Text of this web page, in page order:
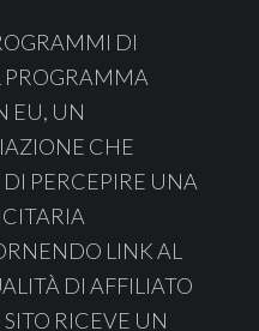
DI
PROGRAMMA
EU, UN
CHE
PERCEPIRE UNA
LINK AL
DI AFFILIATO
RICEVE UN